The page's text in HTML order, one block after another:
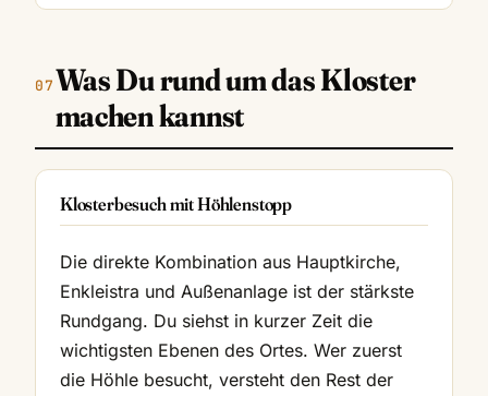
Was Du rund um das Kloster
machen kannst
Klosterbesuch mit Höhlenstopp
Die direkte Kombination aus Hauptkirche,
Enkleistra und Außenanlage ist der stärkste
Rundgang. Du siehst in kurzer Zeit die
wichtigsten Ebenen des Ortes. Wer zuerst
die Höhle besucht, versteht den Rest der